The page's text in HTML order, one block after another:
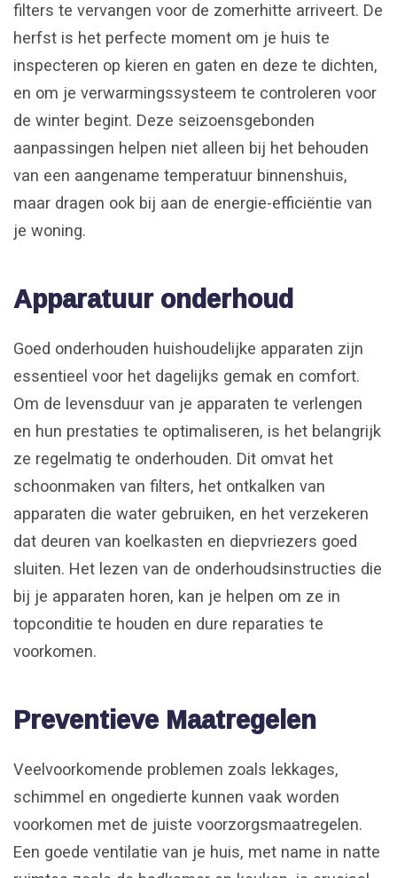
filters te vervangen voor de zomerhitte arriveert. De
herfst is het perfecte moment om je huis te
inspecteren op kieren en gaten en deze te dichten,
en om je verwarmingssysteem te controleren voor
de winter begint. Deze seizoensgebonden
aanpassingen helpen niet alleen bij het behouden
van een aangename temperatuur binnenshuis,
maar dragen ook bij aan de energie-efficiëntie van
je woning.
Apparatuur onderhoud
Goed onderhouden huishoudelijke apparaten zijn
essentieel voor het dagelijks gemak en comfort.
Om de levensduur van je apparaten te verlengen
en hun prestaties te optimaliseren, is het belangrijk
ze regelmatig te onderhouden. Dit omvat het
schoonmaken van filters, het ontkalken van
apparaten die water gebruiken, en het verzekeren
dat deuren van koelkasten en diepvriezers goed
sluiten. Het lezen van de onderhoudsinstructies die
bij je apparaten horen, kan je helpen om ze in
topconditie te houden en dure reparaties te
voorkomen.
Preventieve Maatregelen
Veelvoorkomende problemen zoals lekkages,
schimmel en ongedierte kunnen vaak worden
voorkomen met de juiste voorzorgsmaatregelen.
Een goede ventilatie van je huis, met name in natte